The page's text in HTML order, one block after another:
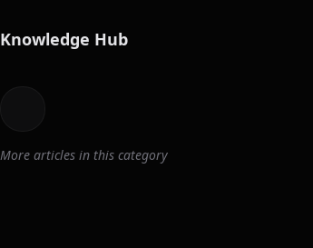
Knowledge Hub
More articles in this category